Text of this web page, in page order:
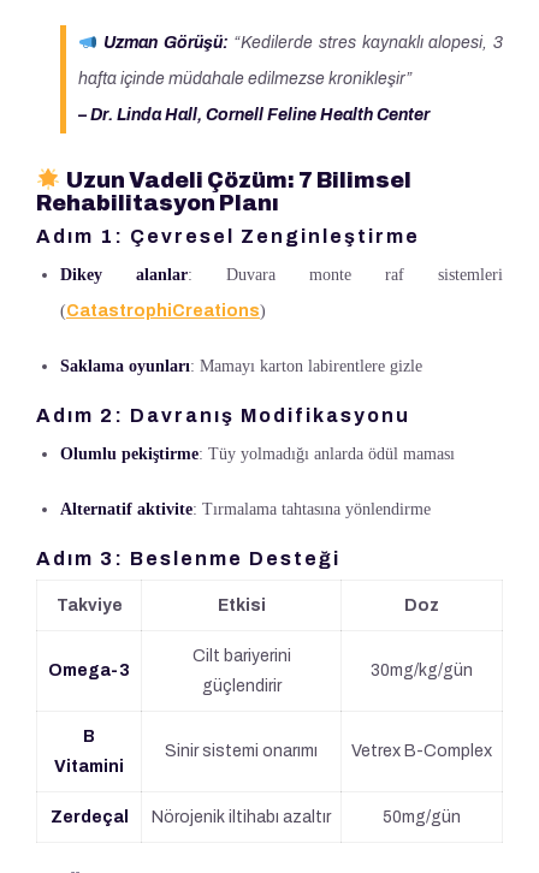
Uzman Görüşü: “Kedilerde stres kaynaklı alopesi, 3
hafta içinde müdahale edilmezse kronikleşir”
– Dr. Linda Hall, Cornell Feline Health Center
Uzun Vadeli Çözüm: 7 Bilimsel
Rehabilitasyon Planı
Adım 1: Çevresel Zenginleştirme
Dikey alanlar: Duvara monte raf sistemleri
(CatastrophiCreations)
Saklama oyunları: Mamayı karton labirentlere gizle
Adım 2: Davranış Modifikasyonu
Olumlu pekiştirme: Tüy yolmadığı anlarda ödül maması
Alternatif aktivite: Tırmalama tahtasına yönlendirme
Adım 3: Beslenme Desteği
Takviye Etkisi Doz
Omega-3
Cilt bariyerini
güçlendirir
30mg/kg/gün
B
Vitamini
Sinir sistemi onarımı Vetrex B-Complex
Zerdeçal Nörojenik iltihabı azaltır 50mg/gün